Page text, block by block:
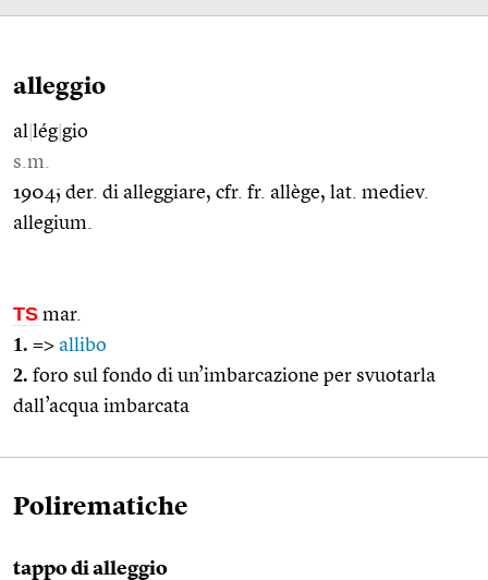
alleggio
al lég gio
s.m.
1904; der. di alleggiare, cfr. fr. allège, lat. mediev.
allegium.
TS mar.
1. => allibo
2. foro sul fondo di un’imbarcazione per svuotarla
dall’acqua imbarcata
Polirematiche
tappo di alleggio